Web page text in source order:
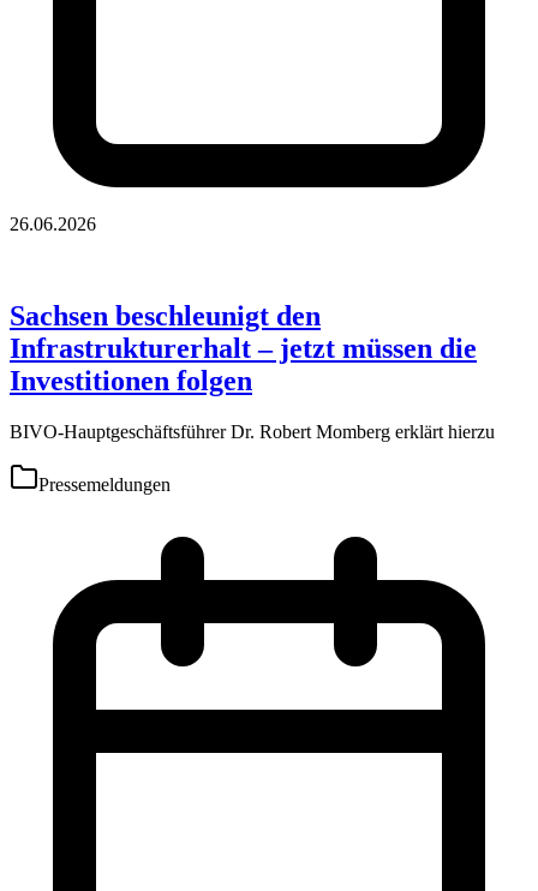
26.06.2026
Sachsen beschleunigt den
Infrastrukturerhalt – jetzt müssen die
Investitionen folgen
BIVO-Hauptgeschäftsführer Dr. Robert Momberg erklärt hierzu
Pressemeldungen